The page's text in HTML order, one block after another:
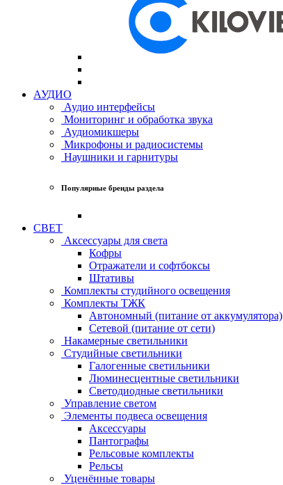
АУДИО
Аудио интерфейсы
Мониторинг и обработка звука
Аудиомикшеры
Микрофоны и радиосистемы
Наушники и гарнитуры
Популярные бренды раздела
СВЕТ
Аксессуары для света
Кофры
Отражатели и софтбоксы
Штативы
Комплекты студийного освещения
Комплекты ТЖК
Автономный (питание от аккумулятора)
Сетевой (питание от сети)
Накамерные светильники
Студийные светильники
Галогенные светильники
Люминесцентные светильники
Светодиодные светильники
Управление светом
Элементы подвеса освещения
Аксессуары
Пантографы
Рельсовые комплекты
Рельсы
Уценённые товары